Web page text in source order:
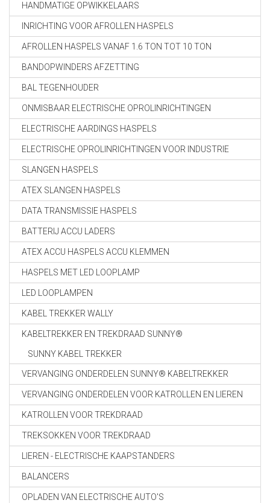
HANDMATIGE OPWIKKELAARS
INRICHTING VOOR AFROLLEN HASPELS
AFROLLEN HASPELS VANAF 1.6 TON TOT 10 TON
BANDOPWINDERS AFZETTING
BAL TEGENHOUDER
ONMISBAAR ELECTRISCHE OPROLINRICHTINGEN
ELECTRISCHE AARDINGS HASPELS
ELECTRISCHE OPROLINRICHTINGEN VOOR INDUSTRIE
SLANGEN HASPELS
ATEX SLANGEN HASPELS
DATA TRANSMISSIE HASPELS
BATTERIJ ACCU LADERS
ATEX ACCU HASPELS ACCU KLEMMEN
HASPELS MET LED LOOPLAMP
LED LOOPLAMPEN
KABEL TREKKER WALLY
KABELTREKKER EN TREKDRAAD SUNNY®
SUNNY KABEL TREKKER
VERVANGING ONDERDELEN SUNNY® KABELTREKKER
VERVANGING ONDERDELEN VOOR KATROLLEN EN LIEREN
KATROLLEN VOOR TREKDRAAD
TREKSOKKEN VOOR TREKDRAAD
LIEREN - ELECTRISCHE KAAPSTANDERS
BALANCERS
OPLADEN VAN ELECTRISCHE AUTO'S